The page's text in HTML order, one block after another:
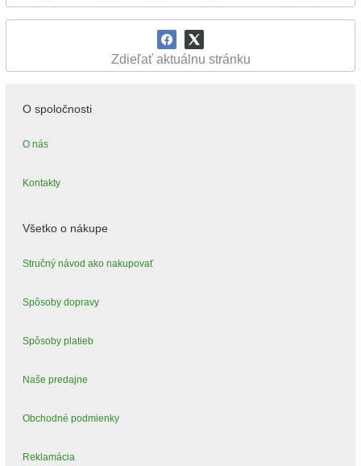
Zdieľať aktuálnu stránku
O spoločnosti
O nás
Kontakty
Všetko o nákupe
Stručný návod ako nakupovať
Spôsoby dopravy
Spôsoby platieb
Naše predajne
Obchodné podmienky
Reklamácia